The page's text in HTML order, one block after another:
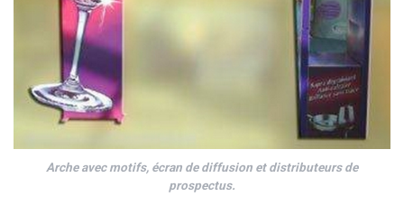
Arche avec motifs, écran de diffusion et distributeurs de
prospectus.